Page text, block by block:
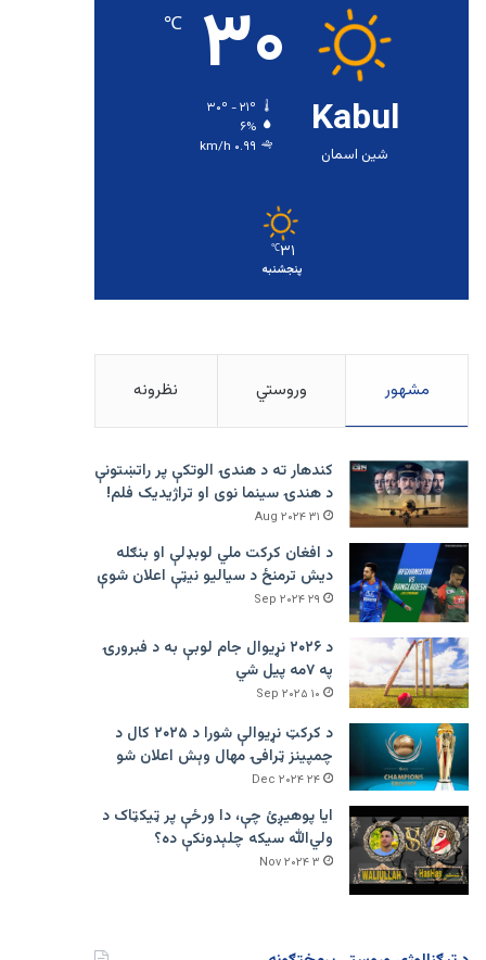
Kabul
شین اسمان
۳۰ ℃
۶%
۰.۹۹ km/h
۳۱℃
پنجشنبه
مشهور وروستي نظرونه
کندهار ته د هندۍ الوتکې پر راتښتونې
د هندۍ سینما نوی او تراژيديک فلم!
۳۱ Aug ۲۰۲۴
د افغان کرکت ملي لوبډلې او بنګله
دیش ترمنځ د سیالیو نیټې اعلان شوې
۲۹ Sep ۲۰۲۴
د ۲۰۲۶ نړیوال جام لوبې به د فبرورۍ
په ۷مه پیل شي
۱۰ Sep ۲۰۲۵
د کرکټ نړیوالې شورا د ۲۰۲۵ کال د
چمپینز ټرافۍ مهال وېش اعلان شو
۲۴ Dec ۲۰۲۴
ایا پوهیږئ چې، دا ورځې پر ټيکټاک د
ولي‌الله سیکه چلېدونکې ده؟
۳ Nov ۲۰۲۴